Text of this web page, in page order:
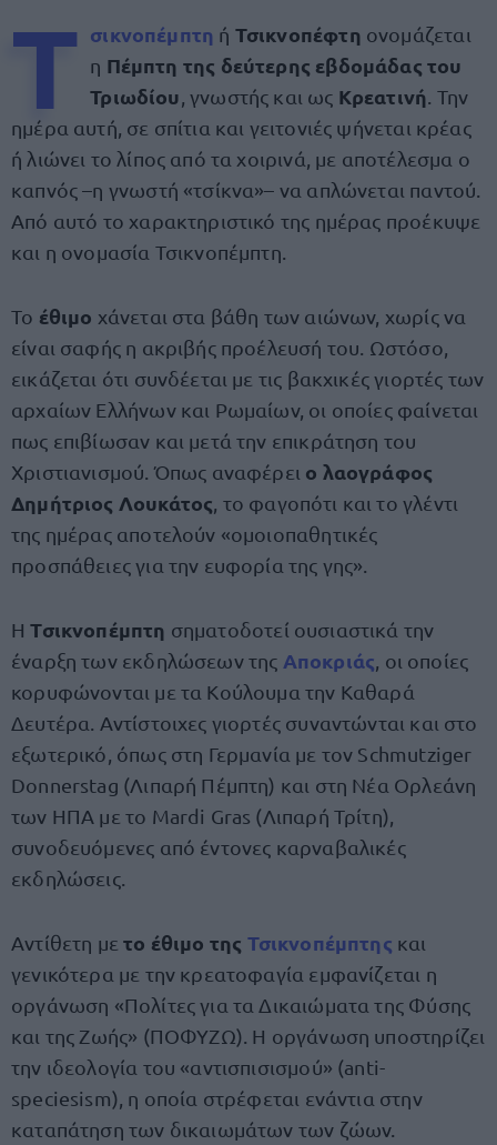
Τ σικνοπέμπτη ή Τσικνοπέφτη ονομάζεται
η Πέμπτη της δεύτερης εβδομάδας του
Τριωδίου , γνωστής και ως Κρεατινή . Την
ημέρα αυτή, σε σπίτια και γειτονιές ψήνεται κρέας
ή λιώνει το λίπος από τα χοιρινά, με αποτέλεσμα ο
καπνός –η γνωστή «τσίκνα»– να απλώνεται παντού.
Από αυτό το χαρακτηριστικό της ημέρας προέκυψε
και η ονομασία Τσικνοπέμπτη.
Το έθιμο χάνεται στα βάθη των αιώνων, χωρίς να
είναι σαφής η ακριβής προέλευσή του. Ωστόσο,
εικάζεται ότι συνδέεται με τις βακχικές γιορτές των
αρχαίων Ελλήνων και Ρωμαίων, οι οποίες φαίνεται
πως επιβίωσαν και μετά την επικράτηση του
Χριστιανισμού. Όπως αναφέρει ο λαογράφος
Δημήτριος Λουκάτος , το φαγοπότι και το γλέντι
της ημέρας αποτελούν «ομοιοπαθητικές
προσπάθειες για την ευφορία της γης».
ΗΤσικνοπέμπτη σηματοδοτεί ουσιαστικά την
έναρξη των εκδηλώσεων της Αποκριάς , οι οποίες
κορυφώνονται με τα Κούλουμα την Καθαρά
Δευτέρα. Αντίστοιχες γιορτές συναντώνται και στο
εξωτερικό, όπως στη Γερμανία με τον Schmutziger
Donnerstag (Λιπαρή Πέμπτη) και στη Νέα Ορλεάνη
των ΗΠΑ με το Mardi Gras (Λιπαρή Τρίτη),
συνοδευόμενες από έντονες καρναβαλικές
εκδηλώσεις.
Αντίθετη μετο έθιμο της Τσικνοπέμπτης και
γενικότερα με την κρεατοφαγία εμφανίζεται η
οργάνωση «Πολίτες για τα Δικαιώματα της Φύσης
και της Ζωής» (ΠΟΦΥΖΩ). Η οργάνωση υποστηρίζει
την ιδεολογία του «αντισπισισμού» (anti-
speciesism), η οποία στρέφεται ενάντια στην
καταπάτηση των δικαιωμάτων των ζώων.